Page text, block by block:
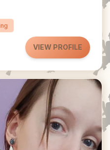
VIEW PROFILE